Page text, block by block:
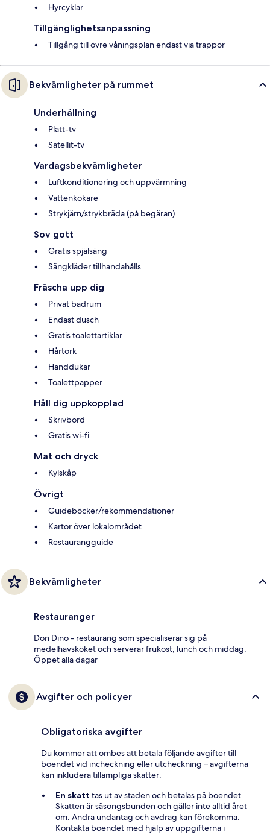
Hyrcyklar
Tillgänglighetsanpassning
Tillgång till övre våningsplan endast via trappor
Bekvämligheter på rummet
Underhållning
Platt-tv
Satellit-tv
Vardagsbekvämligheter
Luftkonditionering och uppvärmning
Vattenkokare
Strykjärn/strykbräda (på begäran)
Sov gott
Gratis spjälsäng
Sängkläder tillhandahålls
Fräscha upp dig
Privat badrum
Endast dusch
Gratis toalettartiklar
Hårtork
Handdukar
Toalettpapper
Håll dig uppkopplad
Skrivbord
Gratis wi-fi
Mat och dryck
Kylskåp
Övrigt
Guideböcker/rekommendationer
Kartor över lokalområdet
Restaurangguide
Bekvämligheter
Restauranger
Don Dino - restaurang som specialiserar sig på
medelhavsköket och serverar frukost, lunch och middag.
Öppet alla dagar
Avgifter och policyer
Obligatoriska avgifter
Du kommer att ombes att betala följande avgifter till
boendet vid incheckning eller utcheckning – avgifterna
kan inkludera tillämpliga skatter:
En skatt tas ut av staden och betalas på boendet.
Skatten är säsongsbunden och gäller inte alltid året
om. Andra undantag och avdrag kan förekomma.
Kontakta boendet med hjälp av uppgifterna i